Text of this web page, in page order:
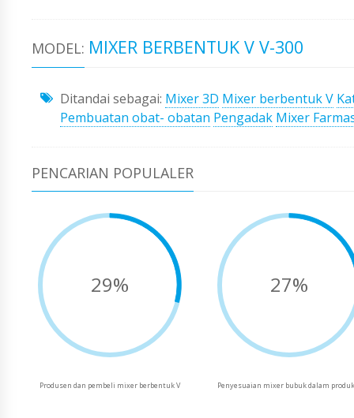
MODEL: MIXER BERBENTUK V V-300
Ditandai sebagai: Mixer 3D Mixer berbentuk V
Pembuatan obat- obatan Pengadak Mixer
PENCARIAN POPULALER
29%
Produsen dan pembeli mixer berbentuk V
27%
Penyesuaian mixer bubuk dalam